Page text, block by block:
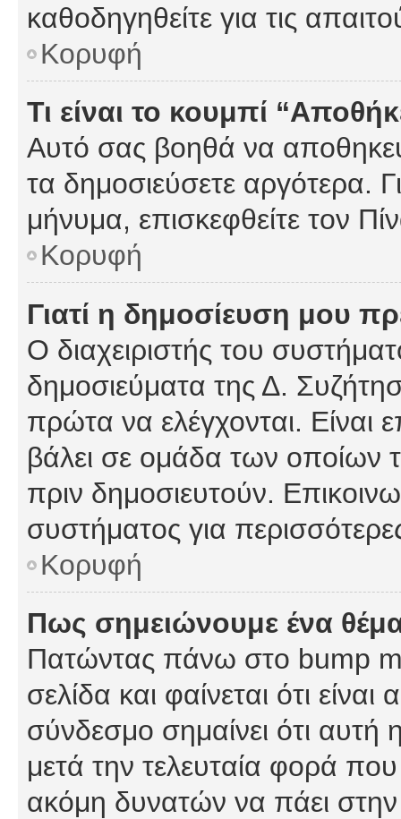
καθοδηγηθείτε για τις
Κορυφή
Τι είναι το κουμπί
Αυτό σας βοηθά να
τα δημοσιεύσετε αργότερα.
μήνυμα, επισκεφθείτε τον
Κορυφή
Γιατί η δημοσίευση μου
Ο διαχειριστής του
δημοσιεύματα της Δ.
πρώτα να ελέγχονται. Είναι
βάλει σε ομάδα των οποίων
πριν δημοσιευτούν.
συστήματος για
Κορυφή
Πως σημειώνουμε ένα
Πατώντας πάνω στο bump
σελίδα και φαίνεται ότι
σύνδεσμο σημαίνει ότι αυτή
μετά την τελευταία φορά που
ακόμη δυνατών να πάει